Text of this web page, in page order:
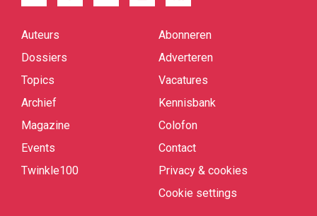
Quick
Auteurs
Dossiers
Topics
Archief
Magazine
Events
Twinkle100
Abonneren
Adverteren
Vacatures
Kennisbank
Colofon
Contact
Privacy & cookies
Cookie settings